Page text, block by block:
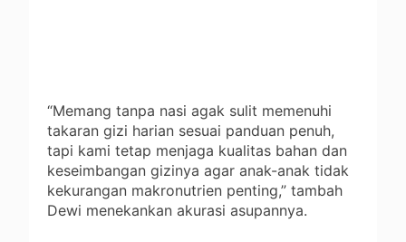
“Memang tanpa nasi agak sulit memenuhi
takaran gizi harian sesuai panduan penuh,
tapi kami tetap menjaga kualitas bahan dan
keseimbangan gizinya agar anak-anak tidak
kekurangan makronutrien penting,” tambah
Dewi menekankan akurasi asupannya.